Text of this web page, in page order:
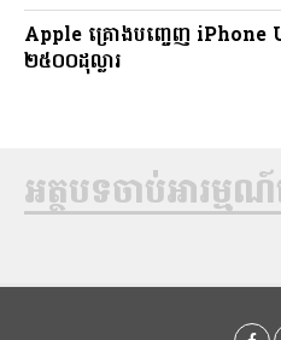
Apple គ្រោងបញ្ចេញ iPhone
២៥០០ដុល្លារ
អត្ថបទចាប់អារម្មណ៍